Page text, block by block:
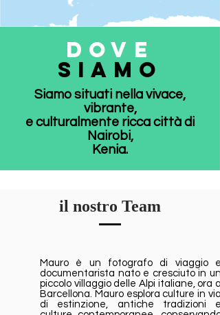
DOVE
SIAMO
Siamo situati nella vivace,
vibrante,
e culturalmente ricca città di
Nairobi,
Kenia.
il nostro Team
Mauro è un fotografo di viaggio e
documentarista nato e cresciuto in un
piccolo villaggio delle Alpi italiane, ora a
Barcellona. Mauro esplora culture in via
di estinzione, antiche tradizioni e